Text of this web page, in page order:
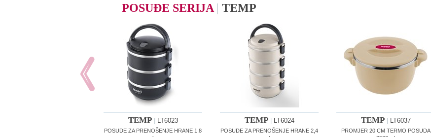
POSUĐE SERIJA | TEMP
TEMP| LT6023
POSUDE ZA PRENOŠENJE HRANE 1,8
TEMP| LT6024
POSUDE ZA PRENOŠENJE HRANE 2,4
TEMP| LT6037
PROMJER 20 CM TERMO POSUDA